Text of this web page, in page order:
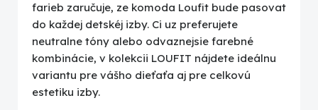
farieb zaručuje, ze komoda Loufit bude pasovat
do každej detskéj izby. Ci uz preferujete
neutralne tóny alebo odvaznejsie farebné
kombinácie, v kolekcii LOUFIT nájdete ideálnu
variantu pre vášho dieťaťa aj pre celkovú
estetiku izby.